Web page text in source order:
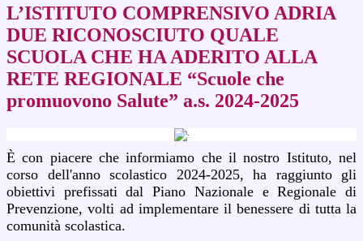
L’ISTITUTO COMPRENSIVO ADRIA
DUE RICONOSCIUTO QUALE
SCUOLA CHE HA ADERITO ALLA
RETE REGIONALE “Scuole che
promuovono Salute” a.s. 2024-2025
È con piacere che informiamo che il nostro Istituto, nel
corso dell'anno scolastico 2024-2025, ha raggiunto gli
obiettivi prefissati dal Piano Nazionale e Regionale di
Prevenzione, volti ad implementare il benessere di tutta la
comunità scolastica.